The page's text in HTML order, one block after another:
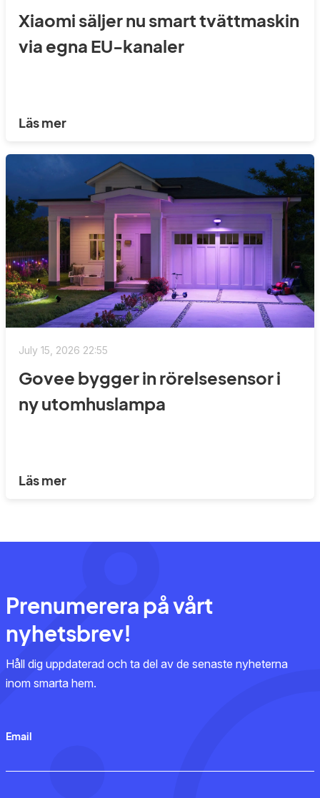
Xiaomi säljer nu smart tvättmaskin
via egna EU-kanaler
Läs mer
July 15, 2026 22:55
Govee bygger in rörelsesensor i
ny utomhuslampa
Läs mer
Prenumerera på vårt
nyhetsbrev!
Håll dig uppdaterad och ta del av de senaste nyheterna
inom smarta hem.
Email